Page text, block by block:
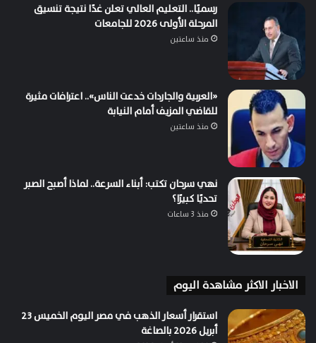
رسميًا.. التعليم العالي تعلن غدًا نتيجة تنسيق
المرحلة الأولى 2026 للجامعات
منذ ساعتين
«العربية والجاردات خدعت الناس».. اعترافات مثيرة
للقاضي المزيف أمام النيابة
منذ ساعتين
نهي سرحان تكتب: أبناء السرعة.. لماذا أصبح الصبر
تحديًا كبيرًا؟
منذ 3 ساعات
الاخبار الاكثر مشاهدة اليوم
استقرار أسعار الذهب في مصر اليوم الخميس 23
أبريل 2026 بالصاغة